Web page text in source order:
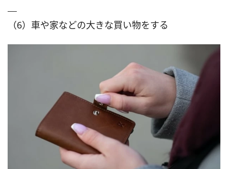
（6）車や家などの大きな買い物をする